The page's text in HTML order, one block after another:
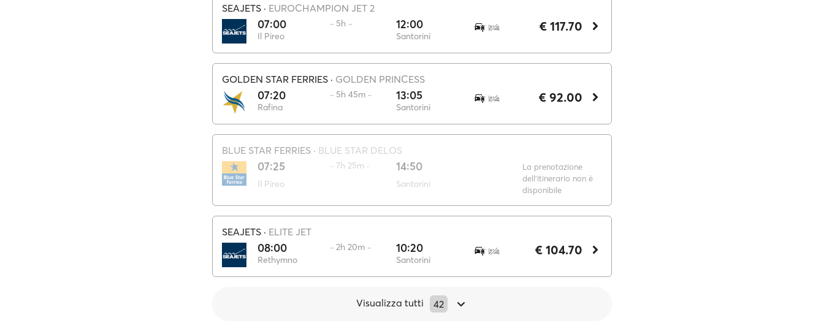
SEAJETS · EUROCHAMPION JET 2
07:00
Il Pireo
·· 5h ·· 12:00
Santorini
€ 117.70
GOLDEN STAR FERRIES · GOLDEN PRINCESS
07:20
Rafina
·· 5h 45m ·· 13:05
Santorini
€ 92.00
BLUE STAR FERRIES · BLUE STAR DELOS
07:25
Il Pireo
·· 7h 25m ·· 14:50
Santorini
La prenotazione
dell'itinerario non è
disponibile
SEAJETS · ELITE JET
08:00
Rethymno
·· 2h 20m ·· 10:20
Santorini
€ 104.70
Visualizza tutti 42